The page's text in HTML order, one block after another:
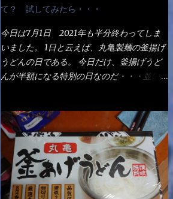
て？ 試してみたら・・・
今日は7月1日 2021年も半分終わってしま
いました。 1日と云えば、丸亀製麺の釜揚げ
うどんの日である。 今日だけ、釜揚げうど
んが半額になる特別の日なのだ・・・並盛
いことが2つある！ 1つめは釜揚げうどんの
湯が無い注文が通るか？ 釜揚げうどんは、
木の桶に茹で湯と共に＜うどん＞が泳いでる
～ でもコレって食べきるまで湯に浸かって
いるわけで、最初と最後では麺の固さという
かコシが違う！ だったら湯なんか要らない